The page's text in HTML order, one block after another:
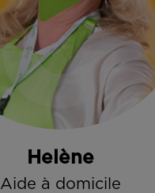
Helène
Aide à domicile